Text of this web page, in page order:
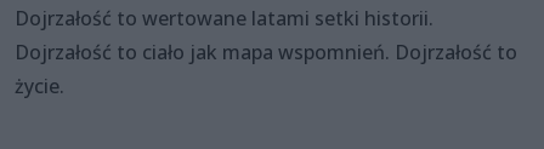
Dojrzałość to wertowane latami setki historii.
Dojrzałość to ciało jak mapa wspomnień. Dojrzałość to
życie.